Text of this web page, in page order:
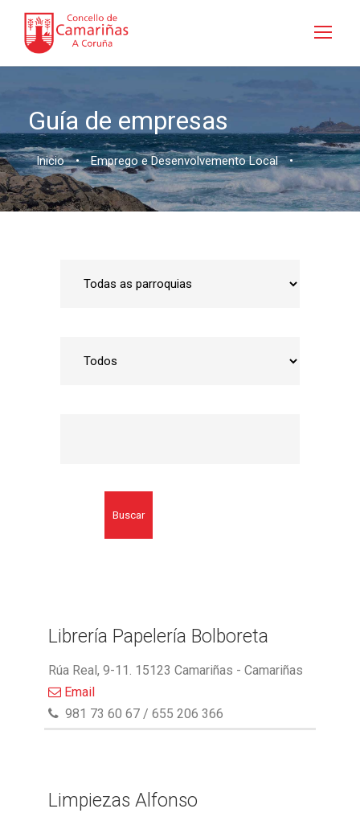
Guía de empresas
Inicio • Emprego e Desenvolvemento Local •
Buscar
Librería Papelería Bolboreta
Rúa Real, 9-11. 15123 Camariñas - Camariñas
Email
981 73 60 67 / 655 206 366
Limpiezas Alfonso